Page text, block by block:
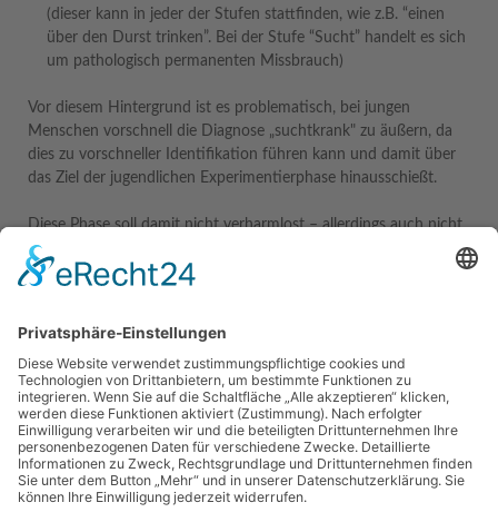
(dieser kann in jeder der Stufen stattfinden, wie z.B. “einen
über den Durst trinken”. Bei der Stufe “Sucht” handelt es sich
um pathologisch permanenten Missbrauch)
Vor diesem Hintergrund ist es problematisch, bei jungen
Menschen vorschnell die Diagnose „suchtkrank" zu äußern, da
dies zu vorschneller Identifikation führen kann und damit über
das Ziel der jugendlichen Experimentierphase hinausschießt.
Diese Phase soll damit nicht verharmlost – allerdings auch nicht
zu hoch bewertet werden.
Besonderheiten der Fachberatung Suchtprophylaxe, wobei wir in
diesem Bereich über eine über zwanzigjährige Erfahrung
verfügen.
Zur Angebotsübersicht